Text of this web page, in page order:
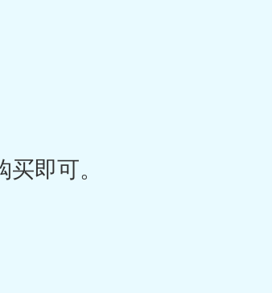
即可。